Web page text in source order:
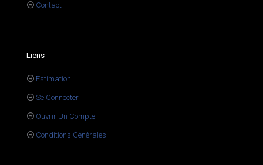
Contact
Liens
Estimation
Se Connecter
Ouvrir Un Compte
Conditions Générales